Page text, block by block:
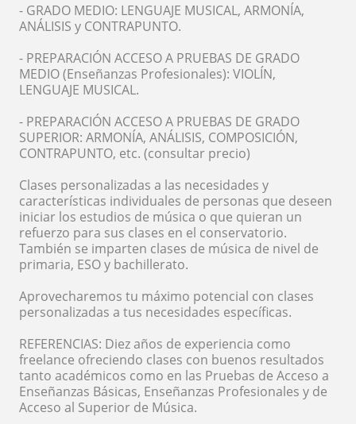
- GRADO MEDIO: LENGUAJE MUSICAL, ARMONÍA,
ANÁLISIS y CONTRAPUNTO.
- PREPARACIÓN ACCESO A PRUEBAS DE GRADO
MEDIO (Enseñanzas Profesionales): VIOLÍN,
LENGUAJE MUSICAL.
- PREPARACIÓN ACCESO A PRUEBAS DE GRADO
SUPERIOR: ARMONÍA, ANÁLISIS, COMPOSICIÓN,
CONTRAPUNTO, etc. (consultar precio)
Clases personalizadas a las necesidades y
características individuales de personas que deseen
iniciar los estudios de música o que quieran un
refuerzo para sus clases en el conservatorio.
También se imparten clases de música de nivel de
primaria, ESO y bachillerato.
Aprovecharemos tu máximo potencial con clases
personalizadas a tus necesidades específicas.
REFERENCIAS: Diez años de experiencia como
freelance ofreciendo clases con buenos resultados
tanto académicos como en las Pruebas de Acceso a
Enseñanzas Básicas, Enseñanzas Profesionales y de
Acceso al Superior de Música.